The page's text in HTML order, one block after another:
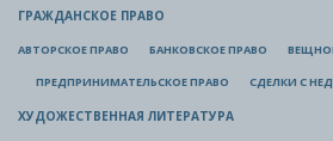
ГРАЖДАНСКОЕ ПРАВО
АВТОРСКОЕ ПРАВО БАНКОВСКОЕ ПРАВО
ПРЕДПРИНИМАТЕЛЬСКОЕ ПРАВО СДЕЛКИ С
ХУДОЖЕСТВЕННАЯ ЛИТЕРАТУРА